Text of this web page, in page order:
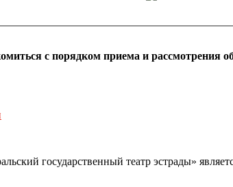
0
с порядком приема и
государственный театр эстрады»